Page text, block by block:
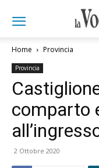
Home Provincia
Provincia
comparto
2 Ottobre 2020